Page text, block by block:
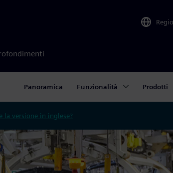
Panoramica Funzionalità Prodotti
la versione in inglese?